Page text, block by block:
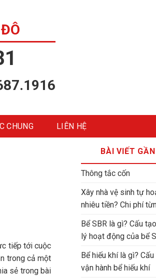
CHUNG LIÊN HỆ
tiếp tới cuộc
trong cả một
sẻ trong bài
BÀI VIẾT
Thông tắc cốn
Xây nhà vệ sinh tự
nhiêu tiền? Chi phí
Bể SBR là gì? Cấu
lý hoạt động của bể
Bể hiếu khí là gì?
vận hành bể hiếu khí